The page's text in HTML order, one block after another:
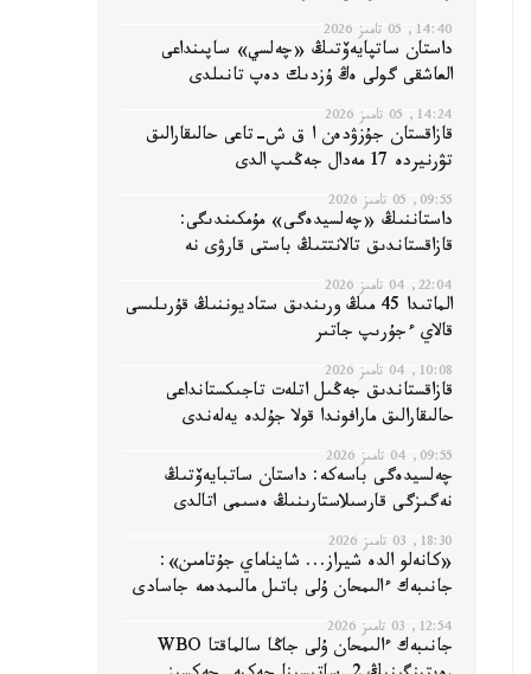
14:40, 05 تامىز 2026
داستان ساتپايەۆتىڭ «چەلسي» ساپىنداعى
العاشقى گولى ەڭ ۇزدىك دەپ تانىلدى
14:24, 05 تامىز 2026
قازاقستان جۇزۋدەن ا ق ش-تاعى حالىقارالىق
تۋرنيردە 17 مەدال جەڭىپ الدى
09:55, 05 تامىز 2026
داستاننىڭ «چەلسيدەگى» مۇمكىندىگى:
قازاقستاندىق تالانتتىڭ باستى قارۋى نە
22:04, 04 تامىز 2026
الماتىدا 45 مىڭ ورىندىق ستاديوننىڭ قۇرىلىسى
قالاي ءجۇرىپ جاتىر
10:08, 04 تامىز 2026
قازاقستاندىق جەڭىل اتلەت تاجىكستانداعى
حالىقارالىق مارافوندا قولا جۇلدە يەلەندى
09:55, 04 تامىز 2026
چەلسيدەگى باسەكە: داستان ساتبايەۆتىڭ
نەگىزگى قارسىلاستارىنىڭ ەسىمى اتالدى
18:30, 03 تامىز 2026
«كانەلو الدە شيراز... شايناماي جۇتامىن»:
جانىبەك ءالىمحان ۇلى باتىل مالىمدەمە جاسادى
12:54, 03 تامىز 2026
جانىبەك ءالىمحان ۇلى جاڭا سالماقتا WBO